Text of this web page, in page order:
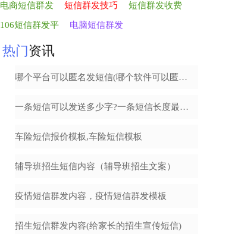
电商短信群发 短信群发技巧 短信群发收费
106短信群发平 电脑短信群发
热门资讯
哪个平台可以匿名发短信(哪个软件可以匿名发短信)
一条短信可以发送多少字?一条短信长度最多多少字
车险短信报价模板,车险短信模板
辅导班招生短信内容（辅导班招生文案）
疫情短信群发内容，疫情短信群发模板
招生短信群发内容(给家长的招生宣传短信)